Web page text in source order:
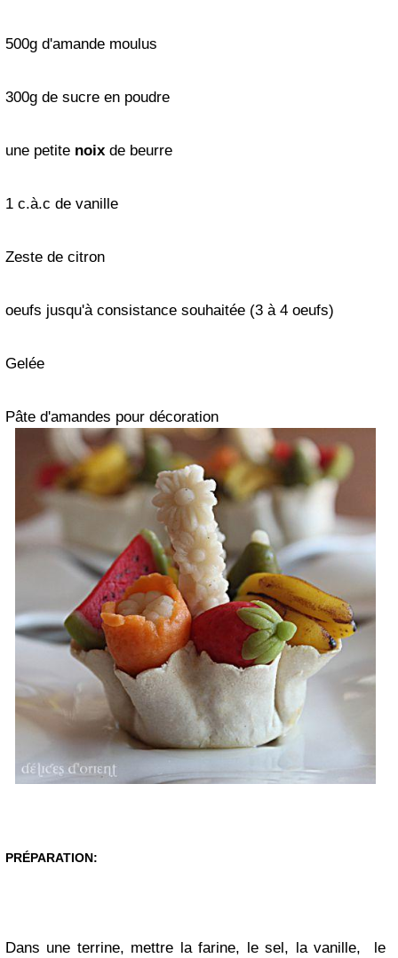
500g d'amande moulus
300g de sucre en poudre
une petite noix de beurre
1 c.à.c de vanille
Zeste de citron
oeufs jusqu'à consistance souhaitée (3 à 4 oeufs)
Gelée
Pâte d'amandes pour décoration
PRÉPARATION:
Dans une terrine, mettre la farine, le sel, la vanille, le